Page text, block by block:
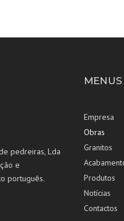
pedreiras, Lda
e
português.
MENUS
Empresa
Obras
Granitos
Produtos
Notícias
Contactos